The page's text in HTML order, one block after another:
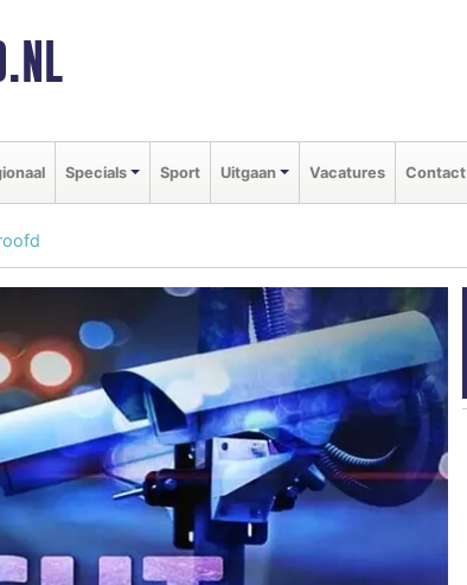
Specials Sport Uitgaan Vacatures Contact